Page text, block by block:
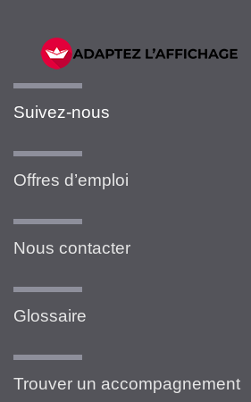
Suivez-nous
Offres d’emploi
Nous contacter
Glossaire
Trouver un accompagnement